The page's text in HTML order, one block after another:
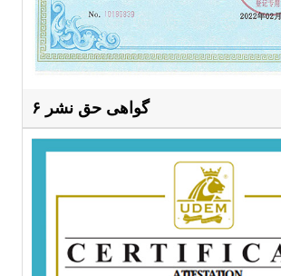
گواهی حق نشر ۶